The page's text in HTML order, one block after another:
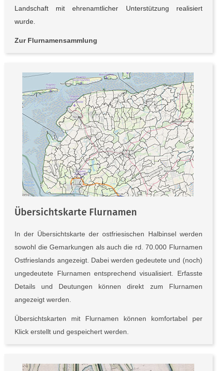
Landschaft mit ehrenamtlicher Unterstützung realisiert
wurde.
Zur Flurnamensammlung
Übersichtskarte Flurnamen
In der Übersichtskarte der ostfriesischen Halbinsel werden
sowohl die Gemarkungen als auch die rd. 70.000 Flurnamen
Ostfrieslands angezeigt. Dabei werden gedeutete und (noch)
ungedeutete Flurnamen entsprechend visualisiert. Erfasste
Details und Deutungen können direkt zum Flurnamen
angezeigt werden.
Übersichtskarten mit Flurnamen können komfortabel per
Klick erstellt und gespeichert werden.